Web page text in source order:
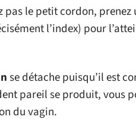
pas le petit cordon,
l’index) pour
se détache puisqu’il est
pareil se produit, vous
du vagin.